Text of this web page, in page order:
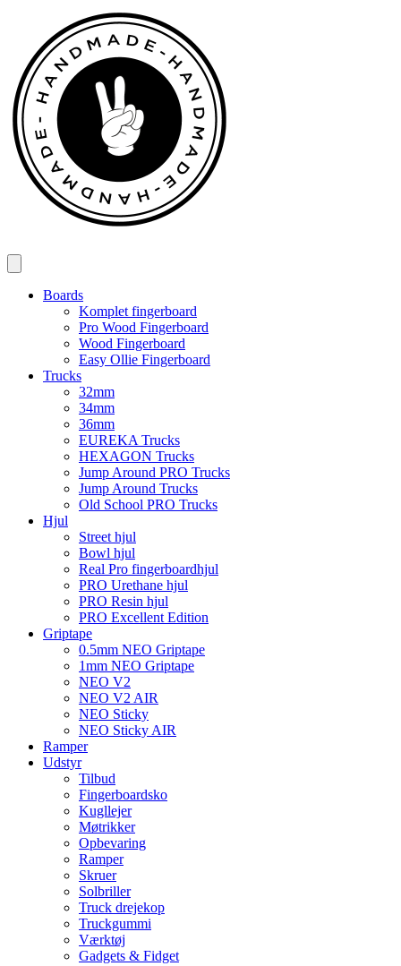
indhold
Boards
Komplet fingerboard
Pro Wood Fingerboard
Wood Fingerboard
Easy Ollie Fingerboard
Trucks
32mm
34mm
36mm
EUREKA Trucks
HEXAGON Trucks
Jump Around PRO Trucks
Jump Around Trucks
Old School PRO Trucks
Hjul
Street hjul
Bowl hjul
Real Pro fingerboardhjul
PRO Urethane hjul
PRO Resin hjul
PRO Excellent Edition
Griptape
0.5mm NEO Griptape
1mm NEO Griptape
NEO V2
NEO V2 AIR
NEO Sticky
NEO Sticky AIR
Ramper
Udstyr
Tilbud
Fingerboardsko
Kugllejer
Møtrikker
Opbevaring
Ramper
Skruer
Solbriller
Truck drejekop
Truckgummi
Værktøj
Gadgets & Fidget